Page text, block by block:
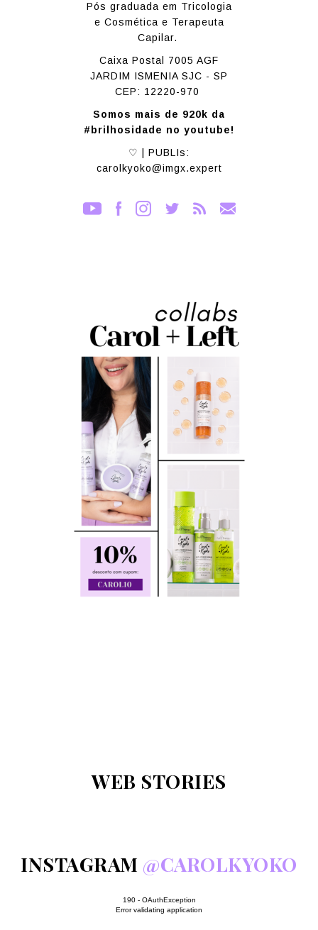
Pós graduada em Tricologia
e Cosmética e Terapeuta
Capilar.
Caixa Postal 7005 AGF
JARDIM ISMENIA SJC - SP
CEP: 12220-970
Somos mais de 920k da
#brilhosidade no youtube!
♡ | PUBLIs:
carolkyoko@imgx.expert
WEB STORIES
INSTAGRAM @CAROLKYOKO
190 - OAuthException
Error validating application